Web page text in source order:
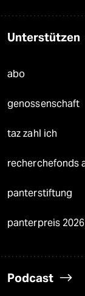
Unterstützen
abo
genossenschaft
taz zahl ich
recherchefonds
panterstiftung
panterpreis 2026
Podcast